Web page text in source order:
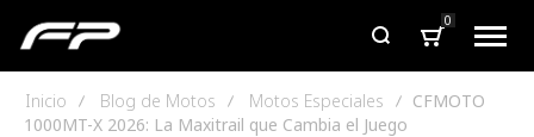
0
Inicio Blog de Motos Motos Especiales
CFMOTO
1000MT-X 2026: La Maxitrail que Cambia el Juego